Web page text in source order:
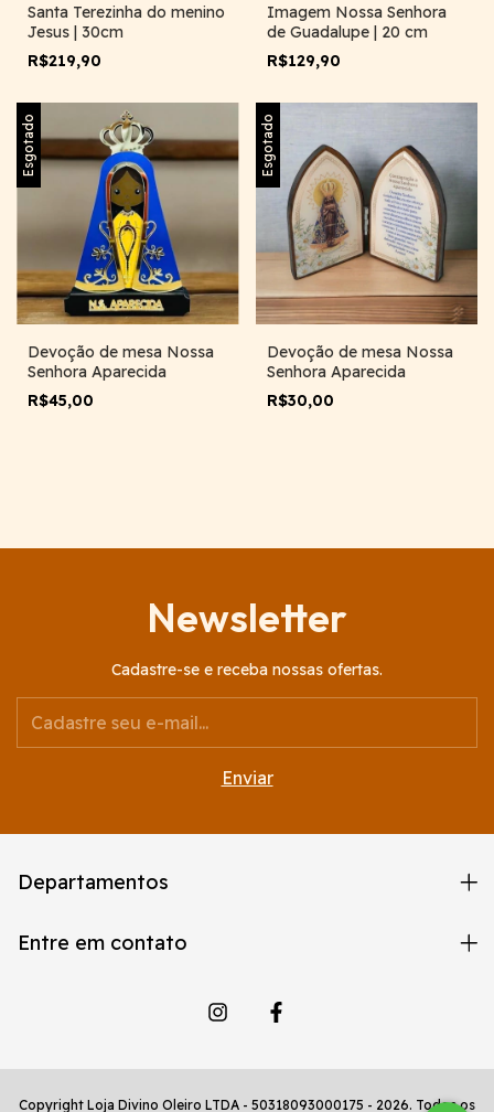
Santa Terezinha do menino
Jesus | 30cm
R$219,90
Imagem Nossa Senhora
de Guadalupe | 20 cm
R$129,90
Esgotado
Devoção de mesa Nossa
Senhora Aparecida
R$45,00
Esgotado
Devoção de mesa Nossa
Senhora Aparecida
R$30,00
Newsletter
Cadastre-se e receba nossas ofertas.
Departamentos
Entre em contato
Copyright Loja Divino Oleiro LTDA - 50318093000175 - 2026. Todos os